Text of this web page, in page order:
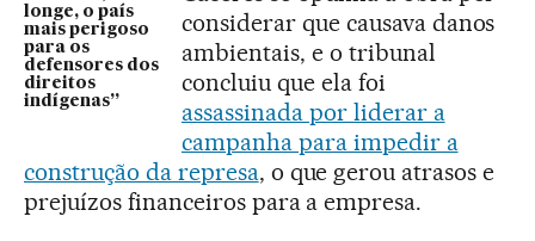
longe, o país
mais perigoso
para os
defensores dos
direitos
indígenas”
considerar que causava danos
ambientais, e o tribunal
concluiu que ela foi
assassinada por liderar a
campanha para impedir a
construção da represa, o que gerou atrasos e
prejuízos financeiros para a empresa.